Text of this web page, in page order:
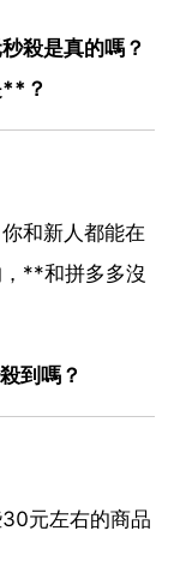
殺是真的嗎？
？
和新人都能在
**和拼多多沒
到嗎？
元左右的商品